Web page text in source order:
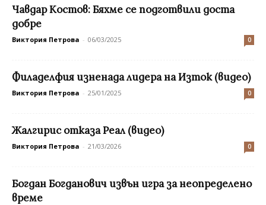
Чавдар Костов: Бяхме се подготвили доста
добре
Виктория Петрова - 06/03/2025 0
Филаделфия изненада лидера на Изток (видео)
Виктория Петрова - 25/01/2025 0
Жалгирис отказа Реал (видео)
Виктория Петрова - 21/03/2026 0
Богдан Богданович извън игра за неопределено
време